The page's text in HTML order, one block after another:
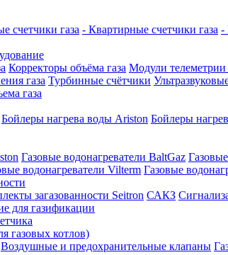
счетчики газа - Квартирные счетчики газа -
Корректоры объёма газа Модули
газа Турбинные счётчики
газа
Бойлеры нагрева воды Ariston Бойлеры
Газовые водонагреватели BaltGaz
водонагреватели Vilterm Газовые
загазованности Seitron САКЗ
для газификации
газовых котлов)
Воздушные и предохранительные клапаны